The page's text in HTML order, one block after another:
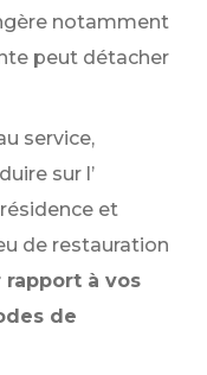
notamment
peut détacher
service,
sur l’
et
de restauration
à vos
de